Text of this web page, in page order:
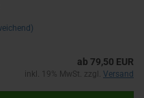
ab 79,50 EUR
inkl. 19% MwSt. zzgl. Versand